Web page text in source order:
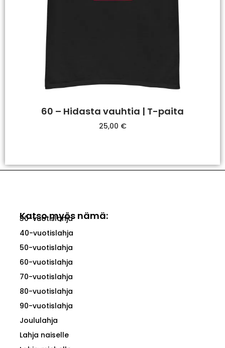
60 – Hidasta vauhtia | T-paita
25,00 €
Katso myös nämä:
30-vuotislahja
40-vuotislahja
50-vuotislahja
60-vuotislahja
70-vuotislahja
80-vuotislahja
90-vuotislahja
Joululahja
Lahja naiselle